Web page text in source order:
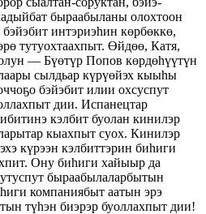
быраабыланы олохтоон
интэриэһин көрбөккө,
тутуохтаахпыт. Өйдөө, Катя,
— Бүөтүр Попов көрдөһүүтүн
сылдьар күрүөйэх кыыһы
бэйэбит илии охсуспут
дии. Испанецтар
кэлбит буолан кинилэр
кыахпыт суох. Кинилэр
күрээн кэлбиттэрин биһиги
Ону биһиги хайыыр да
быраабылаларбытын
компаниябыт аатын эрэ
түһэн биэрэр буоллахпыт дии!